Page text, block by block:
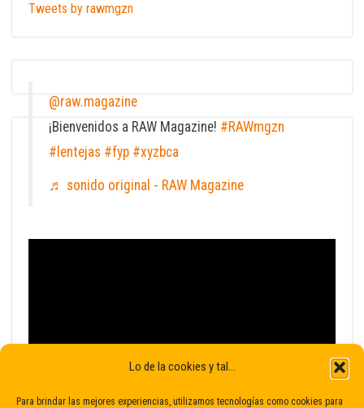
Lo de la cookies y tal...
Para brindar las mejores experiencias, utilizamos tecnologías como cookies para
Tweets by rawmgzn
@raw.magazine
¡Bienvenidos a RAW Magazine! #RAWmgzn
#lentejas #fyp #xyzbca
♬ sonido original - RAW Magazine